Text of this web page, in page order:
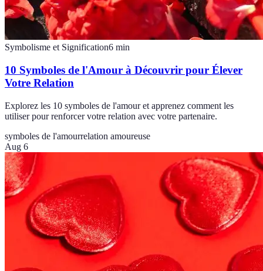
Symbolisme et Signification6 min
10 Symboles de l'Amour à Découvrir pour Élever
Votre Relation
Explorez les 10 symboles de l'amour et apprenez comment les
utiliser pour renforcer votre relation avec votre partenaire.
symboles de l'amourrelation amoureuse
Aug 6